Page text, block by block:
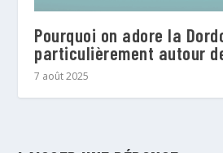
Pourquoi on adore la
particulièrement autour
7 août 2025